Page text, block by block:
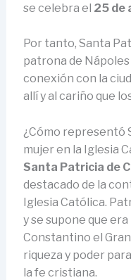
se celebra el 25 de
Por tanto, Santa
patrona de
conexión con la
allí y al cariño que
¿Cómo representó
mujer en la Iglesia
Santa Patricia de
destacado de la
Iglesia Católica.
y se supone que
Constantino el
riqueza y poder
la fe cristiana.